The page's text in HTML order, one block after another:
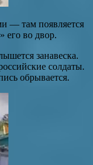
— там появляется
его во двор.
занавеска.
солдаты.
обрывается.